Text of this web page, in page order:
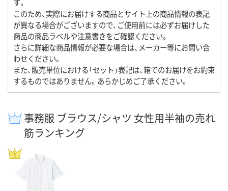
す。
このため、実際にお届けする商品とサイト上の商品情報の表記
が異なる場合がございますので、ご使用前には必ずお届けした
商品の商品ラベルや注意書きをご確認ください。
さらに詳細な商品情報が必要な場合は、メーカー等にお問い合
わせください。
また、販売単位における「セット」表記は、箱でのお届けをお約束
するものではありません。あらかじめご了承ください。
事務服 ブラウス/シャツ 女性用半袖の売れ
筋ランキング